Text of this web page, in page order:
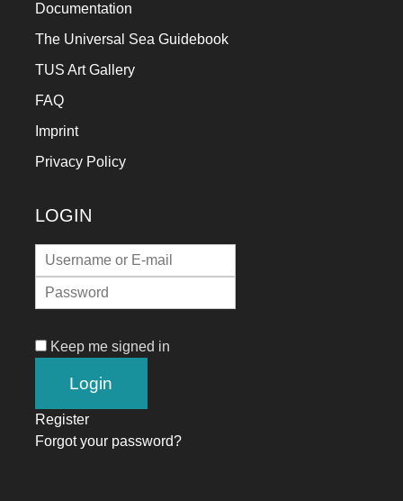
Documentation
The Universal Sea Guidebook
TUS Art Gallery
FAQ
Imprint
Privacy Policy
LOGIN
Keep me signed in
Register
Forgot your password?